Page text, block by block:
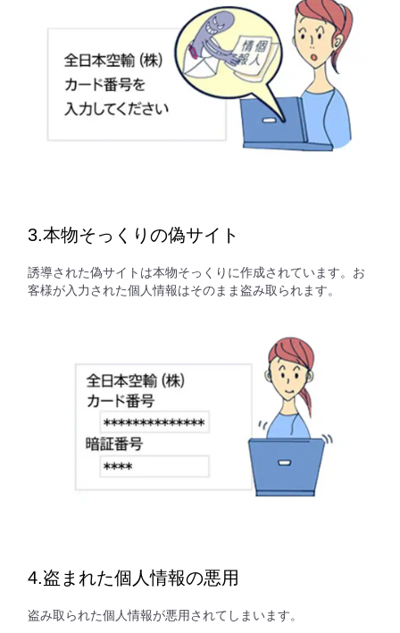
3.本物そっくりの偽サイト
誘導された偽サイトは本物そっくりに作成されています。お
客様が入力された個人情報はそのまま盗み取られます。
4.盗まれた個人情報の悪用
盗み取られた個人情報が悪用されてしまいます。